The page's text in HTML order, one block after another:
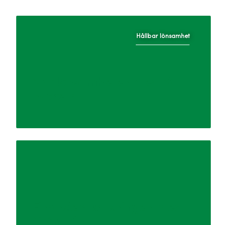
Hållbar lönsamhet